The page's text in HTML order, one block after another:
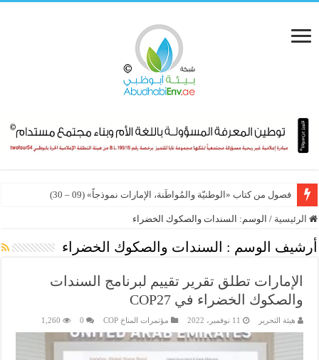
فصول من كتاب «الوطنيّة والمُواطَنة، الإمارات نموذجاً» (09 – 30)
الرئيسية / الوسم: السندات والصكوك الخضراء
أرشيف الوسم : السندات والصكوك الخضراء
الإمارات تطلق تقرير تقييم لبرنامج السندات
والصكوك الخضراء في COP27
هيئة التحرير 11 نوفمبر، 2022 مؤتمرات المناخ COP 0
1,260